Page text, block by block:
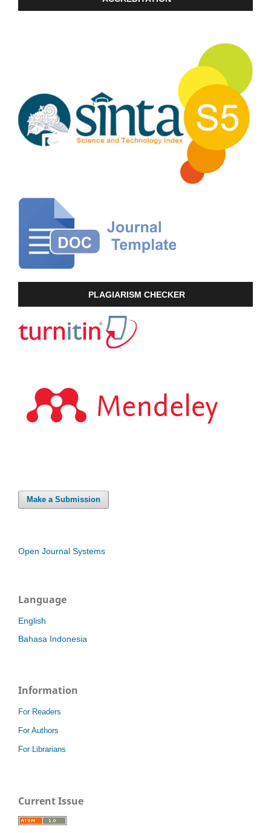
PLAGIARISM CHECKER
Make a Submission
Open Journal Systems
Language
English
Bahasa Indonesia
Information
For Readers
For Authors
For Librarians
Current Issue